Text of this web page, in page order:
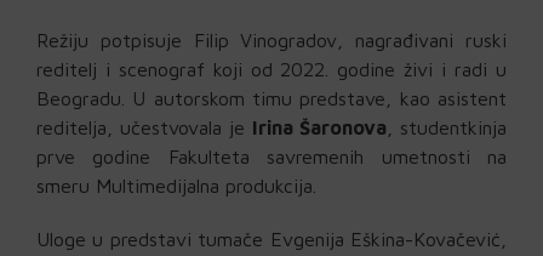
Režiju potpisuje Filip Vinogradov, nagrađivani ruski
reditelj i scenograf koji od 2022. godine živi i radi u
Beogradu. U autorskom timu predstave, kao asistent
reditelja, učestvovala je Irina Šaronova , studentkinja
prve godine Fakulteta savremenih umetnosti na
smeru Multimedijalna produkcija.
Uloge u predstavi tumače Evgenija Eškina-Kovačević,